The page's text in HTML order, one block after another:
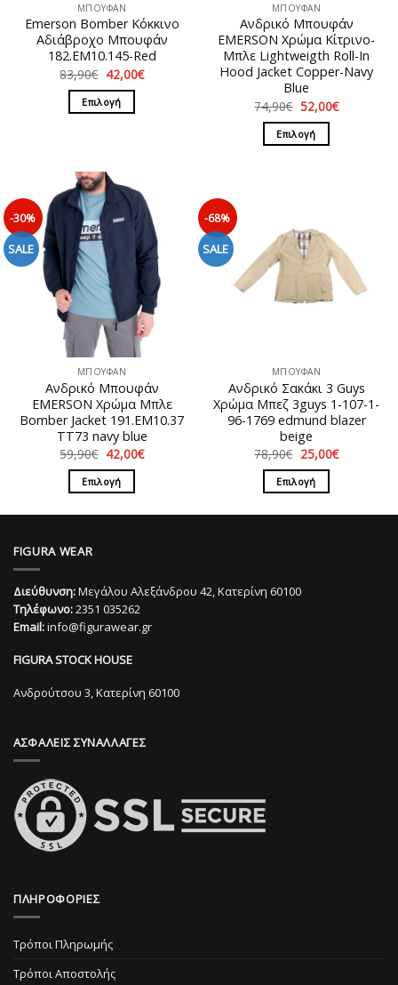
ΜΠΟΥΦΑΝ
Emerson Bomber Κόκκινο
Αδιάβροχο Μπουφάν
182.EM10.145-Red
83,90€ Original
price
was:
83,90€.
42,00€Η
τρέχουσα
Επιλογή
έχει
πολλαπλές
παραλλαγές.
Οι
επιλογές
μπορούν
να
επιλεγούν
στη
σελίδα
του
προϊόντος
ΜΠΟΥΦΑΝ
Ανδρικό Μπουφάν
EMERSON Χρώμα Κίτρινο-
Μπλε Lightweigth Roll-In
Hood Jacket Copper-Navy
Blue
74,90€ Original
price
was:
74,90€.
52,00€Η
τρέχουσα
Επιλογή
πολλαπλές
παραλλαγές.
Οι
επιλογές
μπορούν
σελίδα
του
προϊόντος
-30%
SALE
ΜΠΟΥΦΑΝ
Ανδρικό Μπουφάν
EMERSON Χρώμα Μπλε
Bomber Jacket 191.EM10.37
TT73 navy blue
59,90€ Original
price
was:
59,90€.
42,00€Η
Επιλογή
παραλλαγές.
Οι
επιλογές
μπορούν
επιλεγούν
του
-68%
SALE
ΜΠΟΥΦΑΝ
Ανδρικό Σακάκι 3 Guys
Χρώμα Μπεζ 3guys 1-107-1-
96-1769 edmund blazer
beige
78,90€ Original
price
was:
78,90€.
25,00€Η
Επιλογή
παραλλαγές.
FIGURA WEAR
Διεύθυνση:Μεγάλου Αλεξάνδρου 42, Κατερίνη 60100
Τηλέφωνο:2351 035262
Email:info@figurawear.gr
FIGURA STOCK HOUSE
Ανδρούτσου 3, Κατερίνη 60100
ΑΣΦΑΛΕΙΣ ΣΥΝΑΛΛΑΓΕΣ
ΠΛΗΡΟΦΟΡΙΕΣ
Τρόποι Πληρωμής
Τρόποι Αποστολής